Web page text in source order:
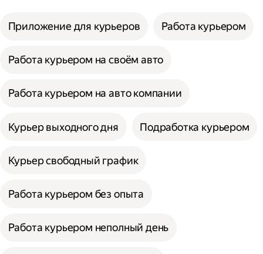
Приложение для курьеров Работа курьером
Работа курьером на своём авто
Работа курьером на авто компании
Курьер выходного дня Подработка курьером
Курьер свободный график
Работа курьером без опыта
Работа курьером неполный день